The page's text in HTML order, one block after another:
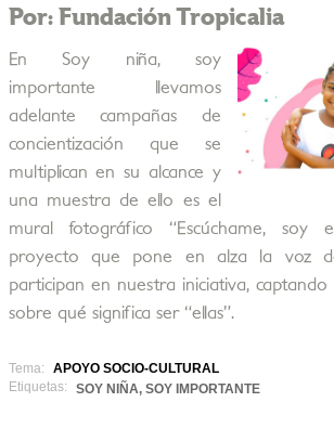
Por: Fundación Tropicalia
En Soy niña, soy
importante llevamos
adelante campañas de
concientización que se
multiplican en su alcance y
una muestra de ello es el
mural fotográfico “Escúchame, soy
proyecto que pone en alza la voz
participan en nuestra iniciativa, captando
sobre qué significa ser “ellas”.
Tema:
APOYO SOCIO-CULTURAL
Etiquetas:
SOY NIÑA, SOY IMPORTANTE